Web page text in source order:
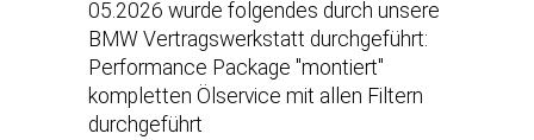
05.2026 wurde folgendes durch unsere
BMW Vertragswerkstatt durchgeführt:
Performance Package "montiert"
kompletten Ölservice mit allen Filtern
durchgeführt